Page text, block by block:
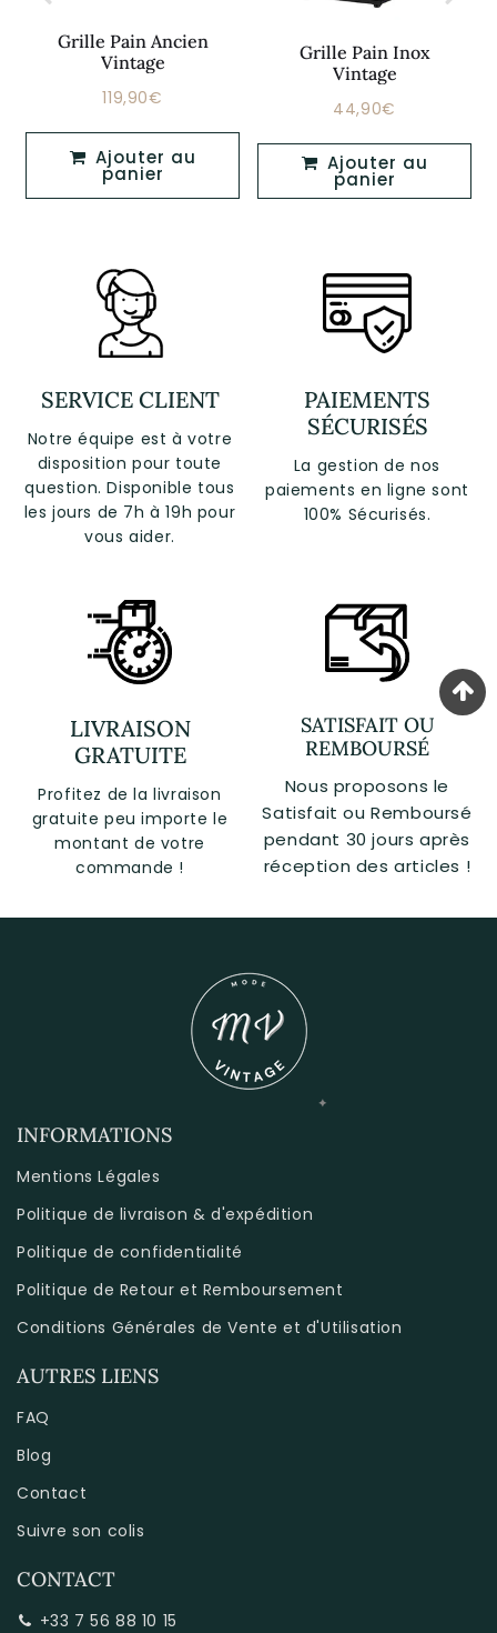
Grille Pain Ancien
Vintage
Prix
119,90€
Ajouter au
panier
Grille Pain Inox
Vintage
Prix
44,90€
panier
SERVICE CLIENT
Notre équipe est à votre
disposition pour toute
question. Disponible tous
les jours de 7h à 19h pour
vous aider.
PAIEMENTS
SÉCURISÉS
La gestion de nos
paiements en ligne sont
100% Sécurisés.
LIVRAISON
GRATUITE
Profitez de la livraison
gratuite peu importe le
montant de votre
commande !
SATISFAIT OU
REMBOURSÉ
Nous proposons le
Satisfait ou Remboursé
pendant 30 jours après
réception des articles !
INFORMATIONS
Mentions Légales
Politique de livraison & d'expédition
Politique de confidentialité
Politique de Retour et Remboursement
Conditions Générales de Vente et d'Utilisation
AUTRES LIENS
FAQ
Blog
Contact
Suivre son colis
CONTACT
+33 7 56 88 10 15